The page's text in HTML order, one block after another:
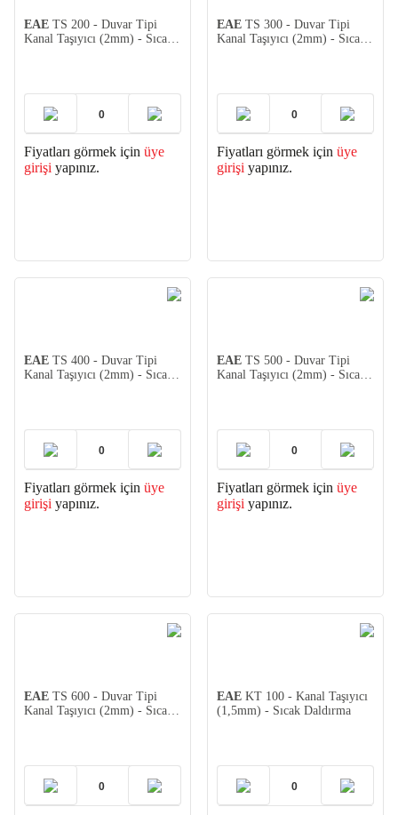
EAE TS 200 - Duvar Tipi
Kanal Taşıyıcı (2mm) - Sıcak
Fiyatları görmek için üye
girişi yapınız.
EAE TS 300 - Duvar Tipi
Kanal Taşıyıcı (2mm) - Sıcak
Fiyatları görmek için üye
girişi yapınız.
EAE TS 400 - Duvar Tipi
Kanal Taşıyıcı (2mm) - Sıcak
Fiyatları görmek için üye
girişi yapınız.
EAE TS 500 - Duvar Tipi
Kanal Taşıyıcı (2mm) - Sıcak
Fiyatları görmek için üye
girişi yapınız.
EAE TS 600 - Duvar Tipi
Kanal Taşıyıcı (2mm) - Sıcak
EAE KT 100 - Kanal Taşıyıcı
(1,5mm) - Sıcak Daldırma